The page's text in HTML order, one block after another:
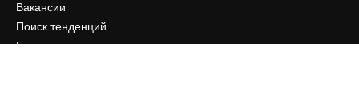
Вакансии
Поиск тенденций
Блог